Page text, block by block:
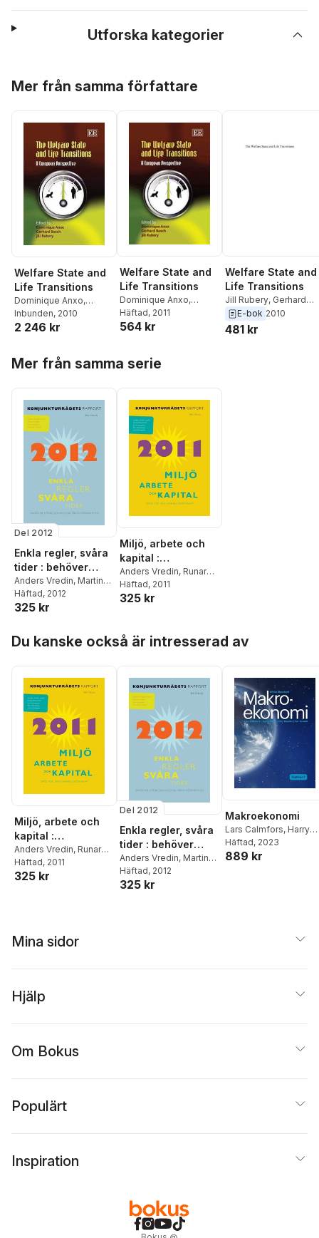
Utforska kategorier
Mer från samma författare
Welfare State and
Life Transitions
Dominique Anxo,
Gerhard Bosch,
Rubery
Inbunden, 2010
2 246 kr
Welfare State and
Life Transitions
Dominique Anxo,
Gerhard Bosch
Rubery
Häftad, 2011
564 kr
Welfare State and
Life Transitions
Jill Rubery, Gerhard
Bosch,Dominique
E-bok 2010
481 kr
Mer från samma serie
Del 2012
Enkla regler, svåra
tider : behöver
stabiliseringspolitik
en förändras?
Anders Vredin, Martin
Flodén, Anna Larsson
Morton O Ravn
Häftad, 2012
325 kr
Miljö, arbete och
kapital :
konjunkturrådets
rapport 2011
Anders Vredin, Runar
Brännlund,Lars
Ljungqvist
Häftad, 2011
325 kr
Du kanske också är intresserad av
Miljö, arbete och
kapital :
konjunkturrådets
rapport 2011
Anders Vredin, Runar
Brännlund,Lars
Ljungqvist
Häftad, 2011
325 kr
Del 2012
Enkla regler, svåra
tider : behöver
stabiliseringspolitik
en förändras?
Anders Vredin, Martin
Flodén, Anna Larsson
Morton O Ravn
Häftad, 2012
325 kr
Makroekonomi
Lars Calmfors, Harry
Flam,John Hassler
Krusell
Häftad, 2023
889 kr
Mina sidor
Hjälp
Om Bokus
Populärt
Inspiration